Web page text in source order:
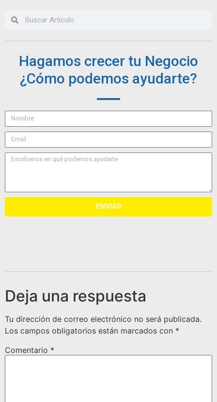
Hagamos crecer tu Negocio
¿Cómo podemos ayudarte?
ENVIAR
Deja una respuesta
Tu dirección de correo electrónico no será publicada.
Los campos obligatorios están marcados con *
Comentario *